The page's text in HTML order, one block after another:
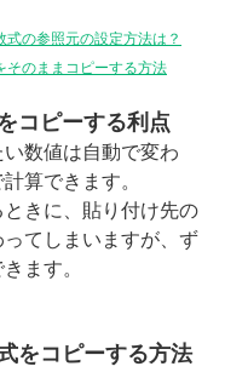
の参照元の設定方法は？
そのままコピーする方法
コピーする利点
数値は自動で変わ
算できます。
きに、貼り付け先の
てしまいますが、ず
ます。
をコピーする方法